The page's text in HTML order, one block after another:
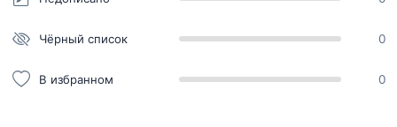
Чёрный список 0
В избранном 0